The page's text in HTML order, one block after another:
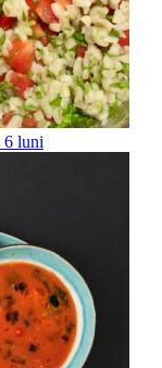
6 luni